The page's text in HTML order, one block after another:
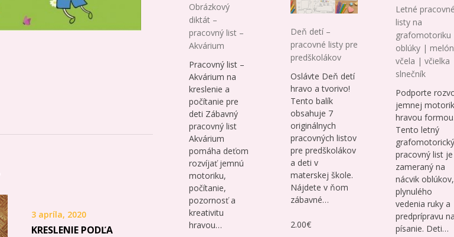
3 apríla, 2020
KRESLENIE PODĽA
Obrázkový
diktát –
pracovný list –
Akvárium
Pracovný list –
Akvárium na
kreslenie a
počítanie pre
deti Zábavný
pracovný list
Akvárium
pomáha deťom
rozvíjať jemnú
motoriku,
počítanie,
pozornosť a
kreativitu
hravou…
Deň detí –
pracovné listy pre
predškolákov
Oslávte Deň detí
hravo a tvorivo!
Tento balík
obsahuje 7
originálnych
pracovných listov
pre predškolákov
a deti v
materskej škole.
Nájdete v ňom
zábavné…
2.00€
Letné
listy na
grafomotoriku
oblúky |
včela | včielka
slnečník
Podporte
jemnej
hravou
Tento letný
grafomotorický
pracovný list je
zameraný na
nácvik oblúkov,
plynulého
vedenia ruky a
predprípravu
písanie. Deti…